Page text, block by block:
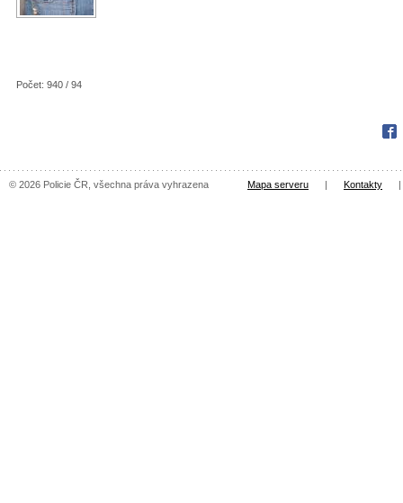
Počet: 940 / 94
© 2026 Policie ČR, všechna práva vyhrazena Mapa serveru | Kontakty |